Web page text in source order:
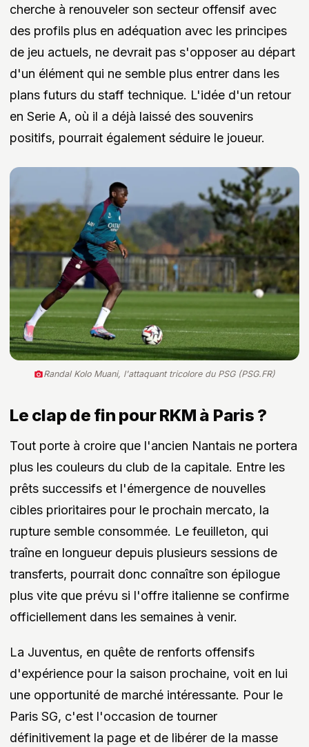
cherche à renouveler son secteur offensif avec
des profils plus en adéquation avec les principes
de jeu actuels, ne devrait pas s'opposer au départ
d'un élément qui ne semble plus entrer dans les
plans futurs du staff technique. L'idée d'un retour
en Serie A, où il a déjà laissé des souvenirs
positifs, pourrait également séduire le joueur.
Randal Kolo Muani, l'attaquant tricolore du PSG (PSG.FR)
Le clap de fin pour RKM à Paris ?
Tout porte à croire que l'ancien Nantais ne portera
plus les couleurs du club de la capitale. Entre les
prêts successifs et l'émergence de nouvelles
cibles prioritaires pour le prochain mercato, la
rupture semble consommée. Le feuilleton, qui
traîne en longueur depuis plusieurs sessions de
transferts, pourrait donc connaître son épilogue
plus vite que prévu si l'offre italienne se confirme
officiellement dans les semaines à venir.
La Juventus, en quête de renforts offensifs
d'expérience pour la saison prochaine, voit en lui
une opportunité de marché intéressante. Pour le
Paris SG, c'est l'occasion de tourner
définitivement la page et de libérer de la masse